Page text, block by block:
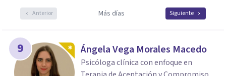
Anterior Más días Siguiente
9 Ángela Vega Morales Macedo
Psicóloga clínica con enfoque en